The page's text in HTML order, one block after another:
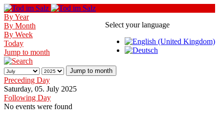
Select your language
By Year
By Month
By Week
Today
Jump to month
Jump to month
Preceding Day
Saturday, 05. July 2025
Following Day
No events were found